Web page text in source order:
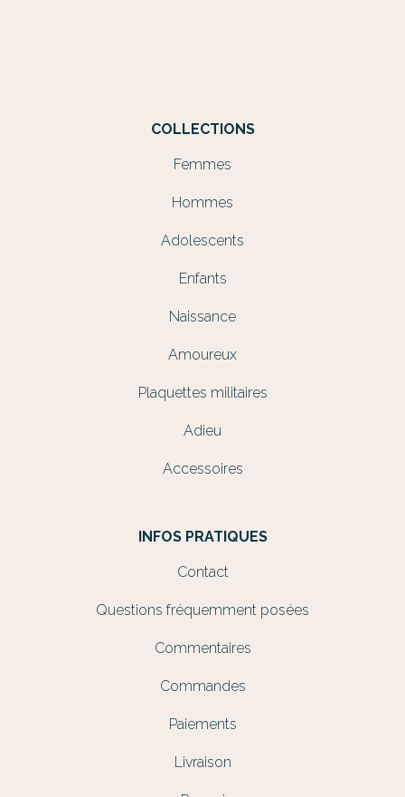
COLLECTIONS
Femmes
Hommes
Adolescents
Enfants
Naissance
Amoureux
Plaquettes militaires
Adieu
Accessoires
INFOS PRATIQUES
Contact
Questions fréquemment posées
Commentaires
Commandes
Paiements
Livraison